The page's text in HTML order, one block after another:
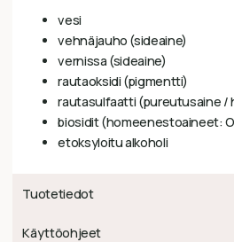
vesi
vehnäjauho (sideaine)
vernissa (sideaine)
rautaoksidi (pigmentti)
rautasulfaatti (pureutusaine /
biosidit (homeenestoaineet:
etoksyloitu alkoholi
Tuotetiedot
Käyttöohjeet